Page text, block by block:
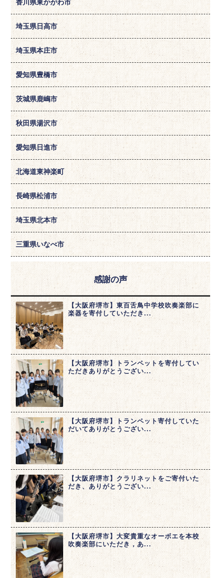
香川県東かがわ市
埼玉県日高市
埼玉県本庄市
愛知県豊橋市
茨城県鹿嶋市
秋田県湯沢市
愛知県日進市
北海道東神楽町
長崎県松浦市
埼玉県北本市
三重県いなべ市
感謝の声
【大阪府堺市】東百舌鳥中学校吹奏楽部に
楽器を寄付していただき...
【大阪府堺市】トランペットを寄付してい
ただきありがとうござい...
【大阪府堺市】トランペット寄付していた
だいてありがとうござい...
【大阪府堺市】クラリネットをご寄付いた
だき、ありがとうござい...
【大阪府堺市】大変貴重なオーボエを本校
吹奏楽部にいただき，あ...